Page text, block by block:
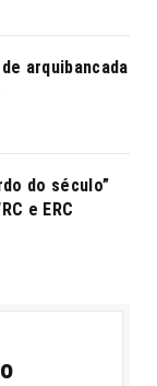
arquibancada
do século”
e ERC